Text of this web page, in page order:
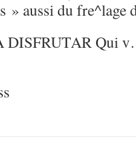
» aussi du fre^lage
DISFRUTAR Qui